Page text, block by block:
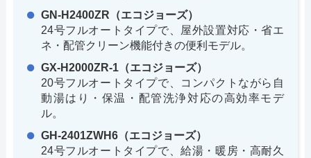
GN-H2400ZR（エコジョーズ）
24号フルオートタイプで、屋外設置対応・省エ
ネ・配管クリーン機能付きの便利モデル。
GX-H2000ZR-1（エコジョーズ）
20号フルオートタイプで、コンパクトながら自
動湯はり・保温・配管洗浄対応の高効率モデ
ル。
GH-2401ZWH6（エコジョーズ）
24号フルオートタイプで、給湯・暖房・高耐久